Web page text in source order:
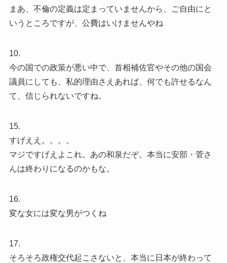
まあ、不倫の定義は定まっていませんから、ご自由にと
いうところですが、公費はいけませんやね
10.
今の国での政策が悪い中で、首相補佐官やその他の国会
議員にしても、私的理由さえあれば、何でも許せるなん
て、信じられないですね。
15.
すげええ。。。。
マジですげえよこれ。あの和泉だぞ。本当に安部・菅さ
んは終わりになるのかもな。
16.
変な女には変な男がつくね
17.
そろそろ政権交代起こさないと、本当に日本が終わって